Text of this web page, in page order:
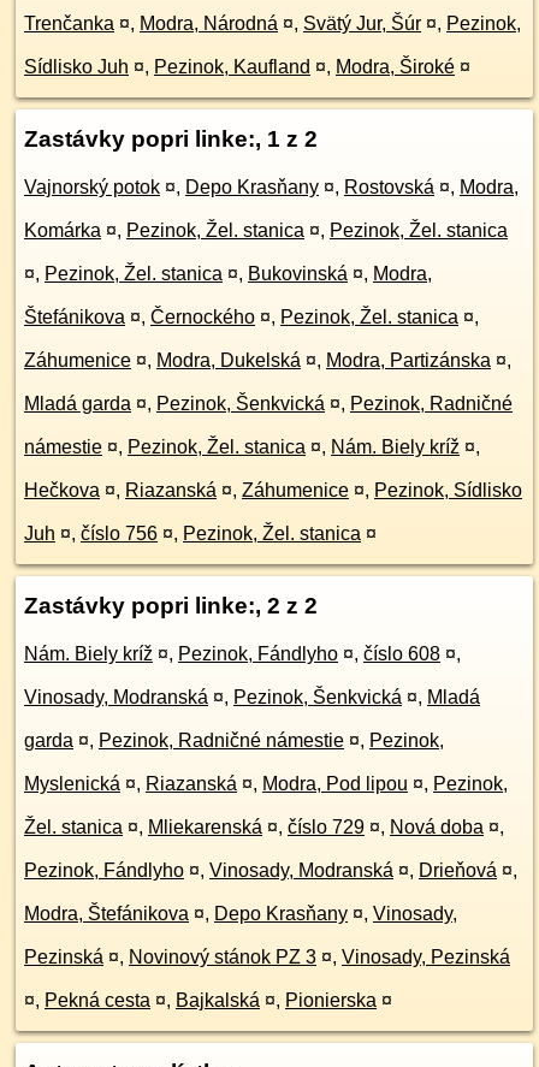
Trenčanka ¤, Modra, Národná ¤, Svätý Jur, Šúr ¤, Pezinok,
Sídlisko Juh ¤, Pezinok, Kaufland ¤, Modra, Široké ¤
Zastávky popri linke:, 1 z 2
Vajnorský potok ¤, Depo Krasňany ¤, Rostovská ¤, Modra,
Komárka ¤, Pezinok, Žel. stanica ¤, Pezinok, Žel. stanica
¤, Pezinok, Žel. stanica ¤, Bukovinská ¤, Modra,
Štefánikova ¤, Černockého ¤, Pezinok, Žel. stanica ¤,
Záhumenice ¤, Modra, Dukelská ¤, Modra, Partizánska ¤,
Mladá garda ¤, Pezinok, Šenkvická ¤, Pezinok, Radničné
námestie ¤, Pezinok, Žel. stanica ¤, Nám. Biely kríž ¤,
Hečkova ¤, Riazanská ¤, Záhumenice ¤, Pezinok, Sídlisko
Juh ¤, číslo 756 ¤, Pezinok, Žel. stanica ¤
Zastávky popri linke:, 2 z 2
Nám. Biely kríž ¤, Pezinok, Fándlyho ¤, číslo 608 ¤,
Vinosady, Modranská ¤, Pezinok, Šenkvická ¤, Mladá
garda ¤, Pezinok, Radničné námestie ¤, Pezinok,
Myslenická ¤, Riazanská ¤, Modra, Pod lipou ¤, Pezinok,
Žel. stanica ¤, Mliekarenská ¤, číslo 729 ¤, Nová doba ¤,
Pezinok, Fándlyho ¤, Vinosady, Modranská ¤, Drieňová ¤,
Modra, Štefánikova ¤, Depo Krasňany ¤, Vinosady,
Pezinská ¤, Novinový stánok PZ 3 ¤, Vinosady, Pezinská
¤, Pekná cesta ¤, Bajkalská ¤, Pionierska ¤